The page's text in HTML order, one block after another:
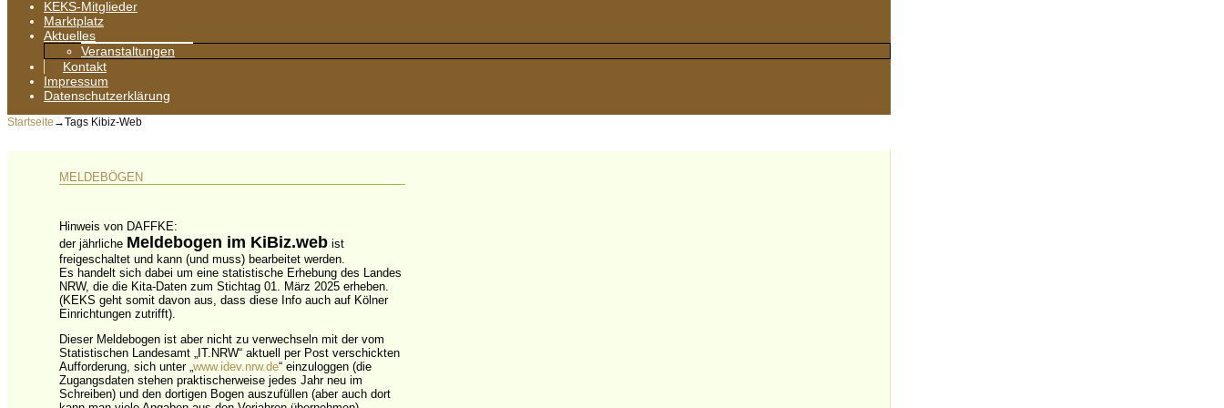
KEKS-Mitglieder
Marktplatz
Aktuelles
Veranstaltungen
Kontakt
Impressum
Datenschutzerklärung
Startseite →Tags Kibiz-Web
MELDEBÖGEN
Hinweis von DAFFKE:
der jährliche Meldebogen im KiBiz.web ist
freigeschaltet und kann (und muss) bearbeitet werden.
Es handelt sich dabei um eine statistische Erhebung des Landes
NRW, die die Kita-Daten zum Stichtag 01. März 2025 erheben.
(KEKS geht somit davon aus, dass diese Info auch auf Kölner
Einrichtungen zutrifft).
Dieser Meldebogen ist aber nicht zu verwechseln mit der vom
Statistischen Landesamt „IT.NRW“ aktuell per Post verschickten
Aufforderung, sich unter „www.idev.nrw.de“ einzuloggen (die
Zugangsdaten stehen praktischerweise jedes Jahr neu im
Schreiben) und den dortigen Bogen auszufüllen (aber auch dort